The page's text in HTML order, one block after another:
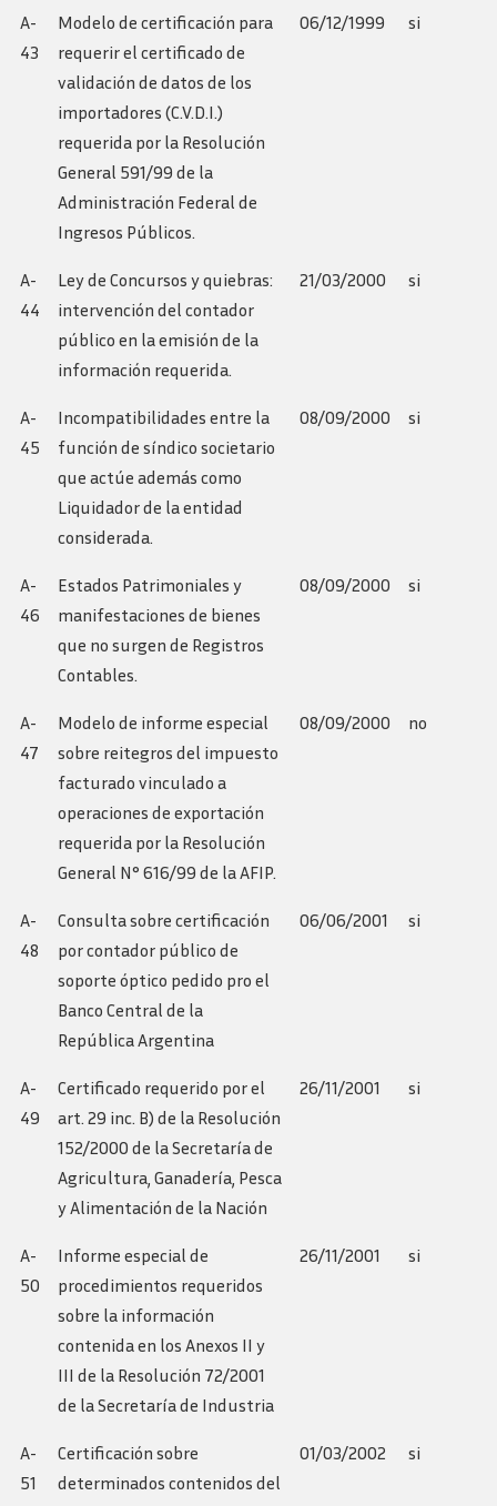
A-
43
Modelo de certificación para
requerir el certificado de
validación de datos de los
importadores (C.V.D.I.)
requerida por la Resolución
General 591/99 de la
Administración Federal de
Ingresos Públicos.
06/12/1999 si
A-
44
Ley de Concursos y quiebras:
intervención del contador
público en la emisión de la
información requerida.
21/03/2000 si
A-
45
Incompatibilidades entre la
función de síndico societario
que actúe además como
Liquidador de la entidad
considerada.
08/09/2000 si
A-
46
Estados Patrimoniales y
manifestaciones de bienes
que no surgen de Registros
Contables.
08/09/2000 si
A-
47
Modelo de informe especial
sobre reitegros del impuesto
facturado vinculado a
operaciones de exportación
requerida por la Resolución
General N° 616/99 de la AFIP.
08/09/2000 no
A-
48
Consulta sobre certificación
por contador público de
soporte óptico pedido pro el
Banco Central de la
República Argentina
06/06/2001 si
A-
49
Certificado requerido por el
art. 29 inc. B) de la Resolución
152/2000 de la Secretaría de
Agricultura, Ganadería, Pesca
y Alimentación de la Nación
26/11/2001 si
A-
50
Informe especial de
procedimientos requeridos
sobre la información
contenida en los Anexos II y
III de la Resolución 72/2001
de la Secretaría de Industria
26/11/2001 si
A-
51
Certificación sobre
determinados contenidos del
01/03/2002 si